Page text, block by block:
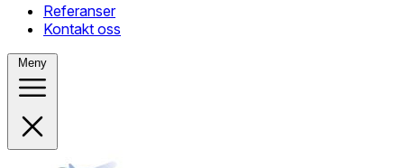
Referanser
Kontakt oss
Meny